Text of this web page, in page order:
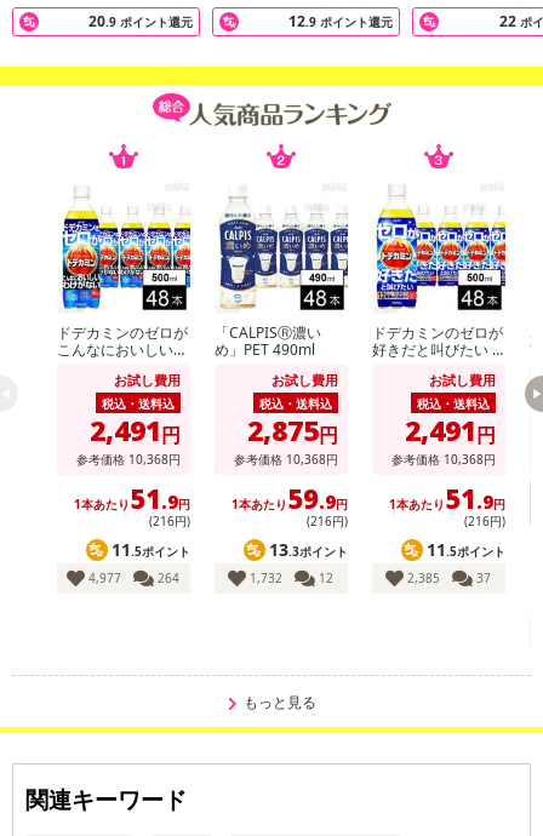
20.9 ポイント還元 12.9 ポイント還元 22 ポ
ドデカミンのゼロが
こんなにおいしいわ
お試し費用
税込・送料込
2,491円
参考価格 10,368円
1本あたり 51.9円
(216円)
11.5ポイント
4,977
264
「CALPISⓇ濃い
め」PET 490ml
お試し費用
税込・送料込
2,875円
参考価格 10,368円
1本あたり 59.9円
(216円)
13.3ポイント
1,732
12
ドデカミンのゼロが
好きだと叫びたい P
お試し費用
税込・送料込
2,491円
参考価格 10,368円
1本あたり 51.9円
(216円)
11.5ポイント
2,385
37
もっと見る
関連キーワード